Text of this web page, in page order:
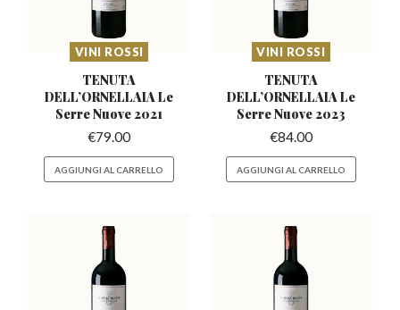
VINI ROSSI
TENUTA
DELL’ORNELLAIALe
Serre Nuove 2021
€79.00
AGGIUNGI AL CARRELLO
VINI ROSSI
TENUTA
DELL’ORNELLAIA Le
Serre Nuove 2023
€84.00
AGGIUNGI AL CARRELLO